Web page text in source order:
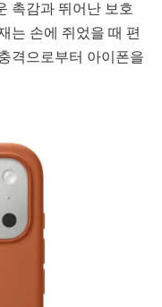
촉감과 뛰어난 보호
는 손에 쥐었을 때 편
격으로부터 아이폰을